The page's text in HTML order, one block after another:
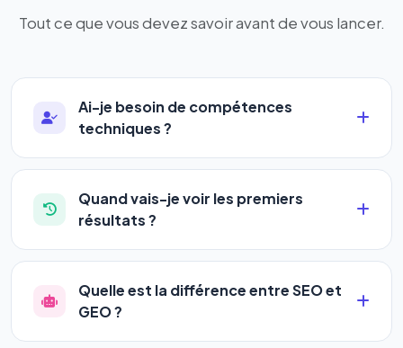
Tout ce que vous devez savoir avant de vous lancer.
Ai-je besoin de compétences
techniques ?
Absolument pas. Notre logiciel a été conçu pour
être accessible àtous les profils: artisans,
commerçants, auto-entrepreneurs, PME ou
complexe — vous renseignez l'adresse de votre
site, décrivez votre activité, et le logiciel gère tout
en automatique 24h/24.
Quand vais-je voir les premiers
résultats ?
La plupart de nos utilisateurs observent une
amélioration de leur positionnement en4 à 6
semaines. Le référencement est un marathon, pas
Quelle est la différence entre SEO et
GEO ?